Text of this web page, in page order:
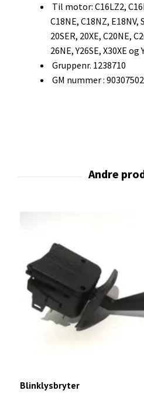
Til motor: C16LZ2,
C18NE, C18NZ, E18NV,
20SER, 20XE, C20NE,
26NE, Y26SE, X30XE og
Gruppenr. 1238710
GM nummer : 90307502
Blinklysbryter